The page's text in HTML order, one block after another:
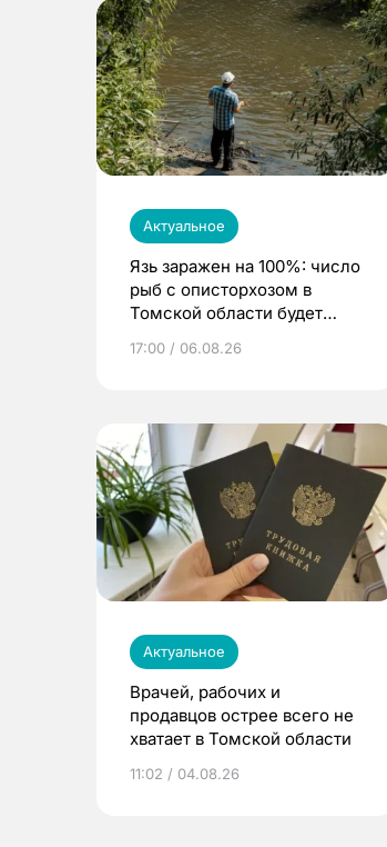
Актуальное
Язь заражен на 100%: число
рыб с описторхозом в
Томской области будет
17:00 / 06.08.26
Актуальное
Врачей, рабочих и
продавцов острее всего не
хватает в Томской области
11:02 / 04.08.26